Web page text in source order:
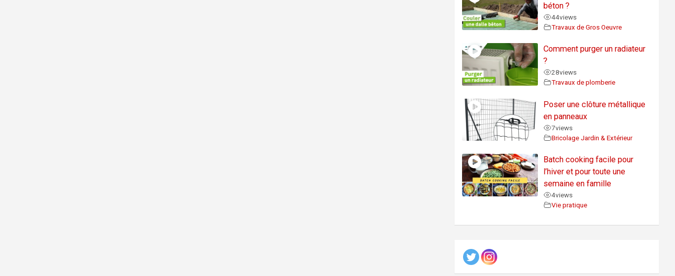
béton ?
44views
Travaux de Gros Oeuvre
Comment purger un radiateur
?
28views
Travaux de plomberie
Poser une clôture métallique
en panneaux
7views
Bricolage Jardin & Extérieur
Batch cooking facile pour
l’hiver et pour toute une
semaine en famille
4views
Vie pratique